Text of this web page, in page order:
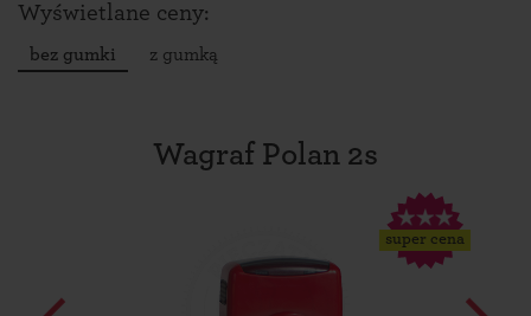
Wyświetlane ceny:
bez gumki z gumką
Wagraf Polan 2s
super cena